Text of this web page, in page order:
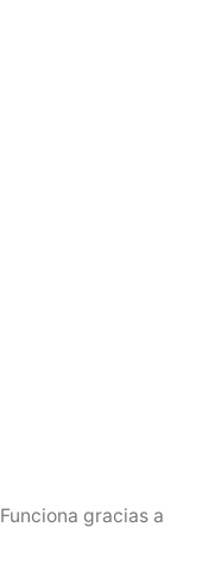
Funciona gracias a